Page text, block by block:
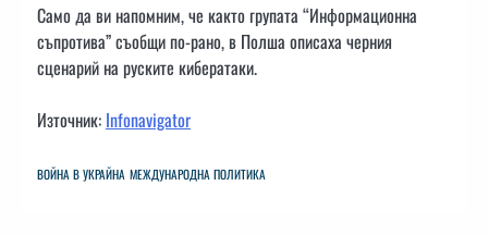
Само да ви напомним, че както групата “Информационна
съпротива” съобщи по-рано, в Полша описаха черния
сценарий на руските кибератаки.
Източник: Infonavigator
ВОЙНА В УКРАЙНА МЕЖДУНАРОДНА ПОЛИТИКА